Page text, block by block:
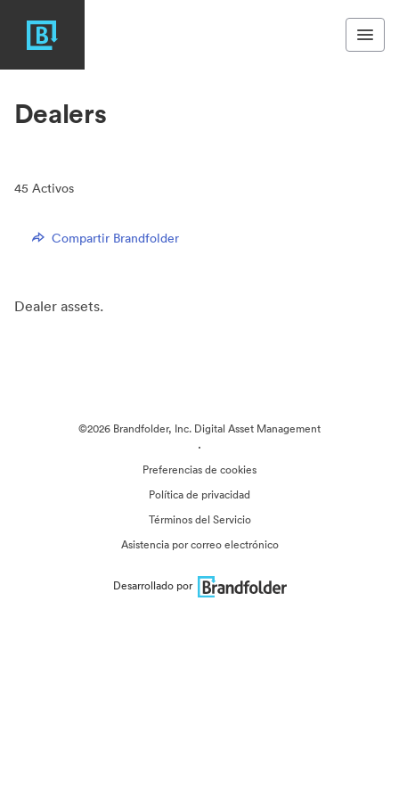
Dealers
45 Activos
Compartir Brandfolder
Dealer assets.
©2026 Brandfolder, Inc. Digital Asset Management
·
Preferencias de cookies
Política de privacidad
Términos del Servicio
Asistencia por correo electrónico
Desarrollado por